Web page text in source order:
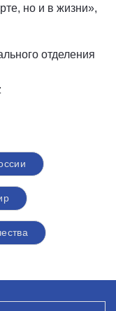
но и в жизни»,
отделения